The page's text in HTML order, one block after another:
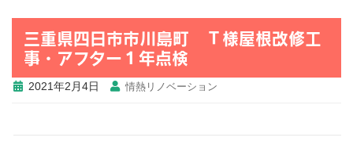
三重県四日市市川島町 Ｔ様屋根改修工
事・アフター１年点検
2021年2月4日 情熱リノベーション